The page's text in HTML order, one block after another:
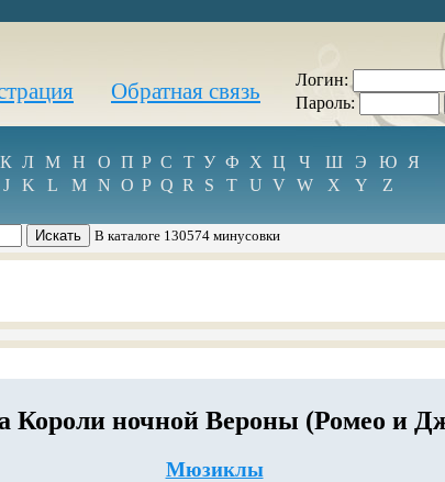
Обратная связь
Логин:
Пароль:
К Л М Н О П Р С Т У Ф Х Ц Ч Ш Э Ю Я
J K L M N O P Q R S T U V W X Y Z
В каталоге 130574 минусовки
Короли ночной Вероны (Ромео и
Мюзиклы